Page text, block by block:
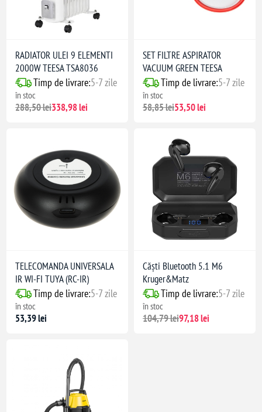
RADIATOR ULEI 9 ELEMENTI
2000W TEESA TSA8036
Timp de livrare:5-7 zile
în stoc
288,50 lei338,98 lei
SET FILTRE ASPIRATOR
VACUUM GREEN TEESA
Timp de livrare:5-7 zile
în stoc
58,85 lei53,50 lei
TELECOMANDA UNIVERSALA
IR WI-FI TUYA (RC-IR)
Timp de livrare:5-7 zile
în stoc
53,39 lei
Căști Bluetooth 5.1 M6
Kruger&Matz
Timp de livrare:5-7 zile
în stoc
104,79 lei97,18 lei